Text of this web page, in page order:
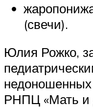
(свечи).
Юлия Рожко,
РНПЦ «Мать и